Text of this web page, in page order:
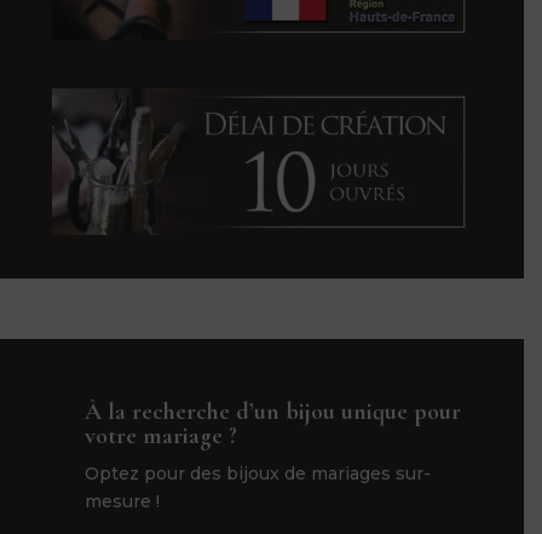
À la recherche d’un bijou unique pour
votre mariage ?
Optez pour des bijoux de mariages sur-
mesure !